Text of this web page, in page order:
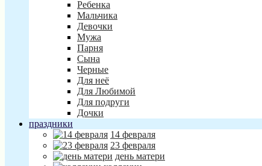
Ребенка
Мальчика
Девочки
Мужа
Парня
Сына
Черные
Для неё
Для Любимой
Для подруги
Дочки
праздники
14 февраля
23 февраля
день матери